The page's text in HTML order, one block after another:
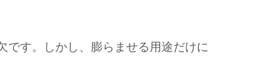
です。しかし、膨らませる用途だけに